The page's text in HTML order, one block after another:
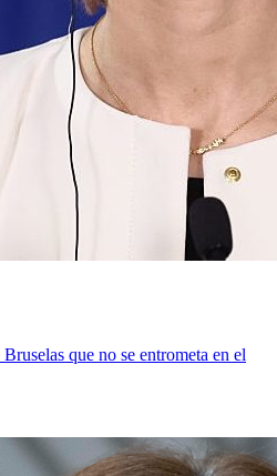
que no se entrometa en el